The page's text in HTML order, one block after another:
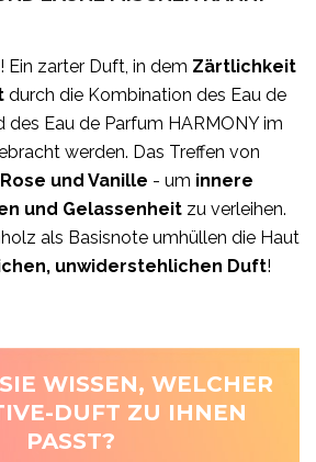
! Ein zarter Duft, in dem Zärtlichkeit
durch die Kombination des Eau de
des Eau de Parfum HARMONY im
werden. Das Treffen von
und Vanille - um innere
und Gelassenheit zu verleihen.
als Basisnote umhüllen die Haut
unwiderstehlichen Duft!
WISSEN, WELCHER
DUFT ZU IHNEN
PASST?